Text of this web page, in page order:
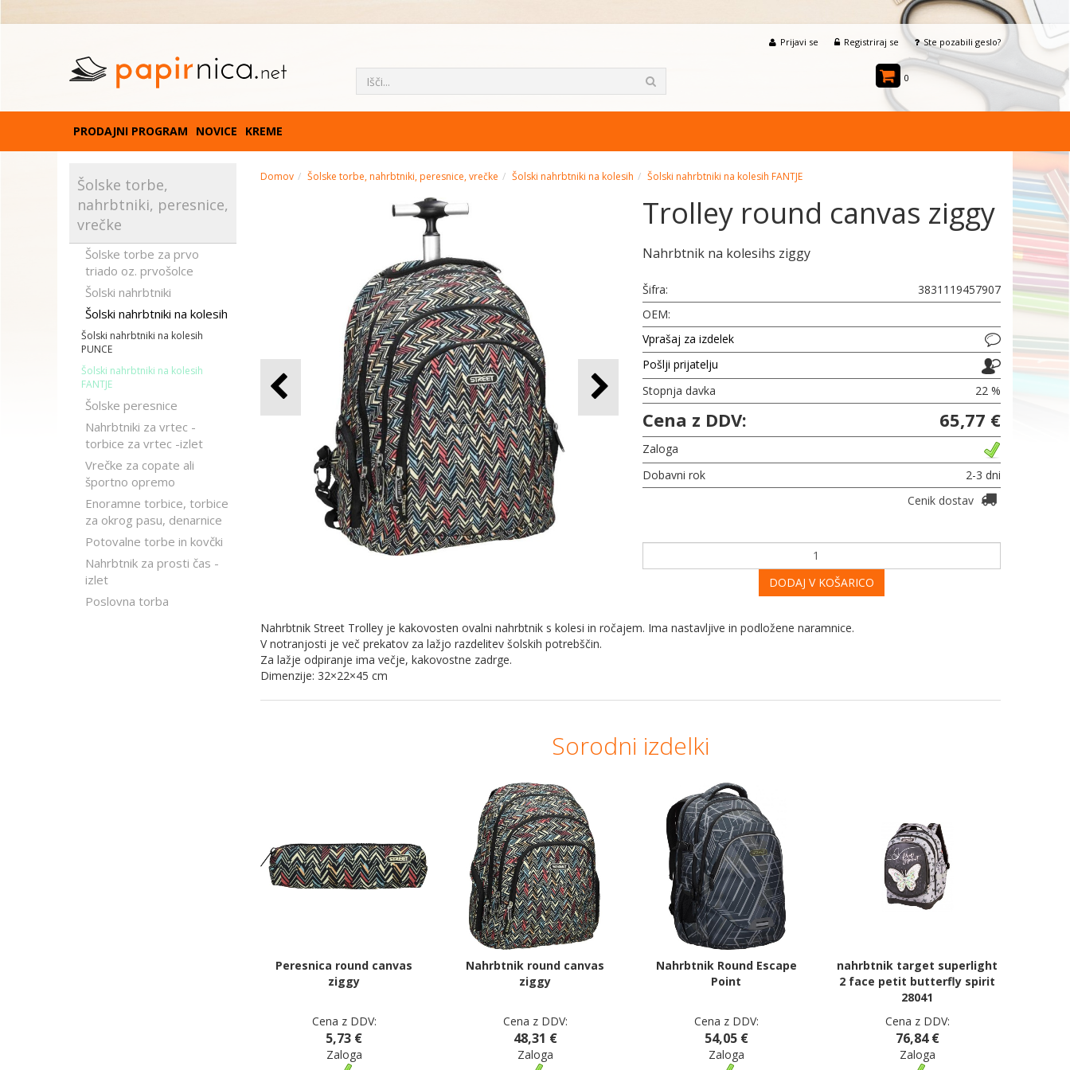
Prijavi se Registriraj se Ste pozabili geslo?
0
PRODAJNI PROGRAM NOVICE KREME
Šolske torbe,
nahrbtniki, peresnice,
vrečke
Šolske torbe za prvo
triado oz. prvošolce
Šolski nahrbtniki
Šolski nahrbtniki na kolesih
Šolski nahrbtniki na kolesih
PUNCE
Šolski nahrbtniki na kolesih
FANTJE
Šolske peresnice
Nahrbtniki za vrtec -
torbice za vrtec -izlet
Vrečke za copate ali
športno opremo
Enoramne torbice, torbice
za okrog pasu, denarnice
Potovalne torbe in kovčki
Nahrbtnik za prosti čas -
izlet
Poslovna torba
Domov Šolske torbe, nahrbtniki, peresnice, vrečke Šolski nahrbtniki na kolesih Šolski nahrbtniki na kolesih FANTJE
Trolley round canvas ziggy
Nahrbtnik na kolesihs ziggy
Šifra:
3831119457907
OEM:
Vprašaj za izdelek
Pošlji prijatelju
Stopnja davka
22 %
Cena z DDV: 65,77 €
Zaloga
Dobavni rok
2-3 dni
Cenik dostav
DODAJ V KOŠARICO
Nahrbtnik Street Trolley je kakovosten ovalni nahrbtnik s kolesi in ročajem. Ima nastavljive in podložene naramnice.
V notranjosti je več prekatov za lažjo razdelitev šolskih potrebščin.
Za lažje odpiranje ima večje, kakovostne zadrge.
Dimenzije: 32×22×45 cm
Sorodni izdelki
Peresnica round canvas
ziggy
Cena z DDV:
5,73 €
Zaloga
Nahrbtnik round canvas
ziggy
Cena z DDV:
48,31 €
Zaloga
Nahrbtnik Round Escape
Point
Cena z DDV:
54,05 €
Zaloga
nahrbtnik target superlight
2 face petit butterfly spirit
28041
Cena z DDV:
76,84 €
Zaloga